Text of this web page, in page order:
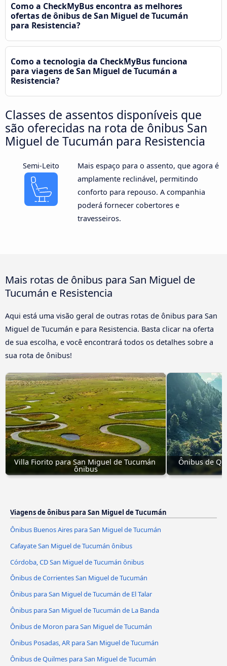
Como a CheckMyBus encontra as melhores
ofertas de ônibus de San Miguel de Tucumán
para Resistencia?
Como a tecnologia da CheckMyBus funciona
para viagens de San Miguel de Tucumán a
Resistencia?
Classes de assentos disponíveis que
são oferecidas na rota de ônibus San
Miguel de Tucumán para Resistencia
Semi-Leito
Mais espaço para o assento, que agora é
amplamente reclinável, permitindo
conforto para repouso. A companhia
poderá fornecer cobertores e
travesseiros.
Mais rotas de ônibus para San Miguel de
Tucumán e Resistencia
Aqui está uma visão geral de outras rotas de ônibus para San
Miguel de Tucumán e para Resistencia. Basta clicar na oferta
de sua escolha, e você encontrará todos os detalhes sobre a
sua rota de ônibus!
Villa Fiorito para San Miguel de Tucumán
ônibus
Ônibus de
Viagens de ônibus para San Miguel de Tucumán
Ônibus Buenos Aires para San Miguel de Tucumán
Cafayate San Miguel de Tucumán ônibus
Córdoba, CD San Miguel de Tucumán ônibus
Ônibus de Corrientes San Miguel de Tucumán
Ônibus para San Miguel de Tucumán de El Talar
Ônibus para San Miguel de Tucumán de La Banda
Ônibus de Moron para San Miguel de Tucumán
Ônibus Posadas, AR para San Miguel de Tucumán
Ônibus de Quilmes para San Miguel de Tucumán